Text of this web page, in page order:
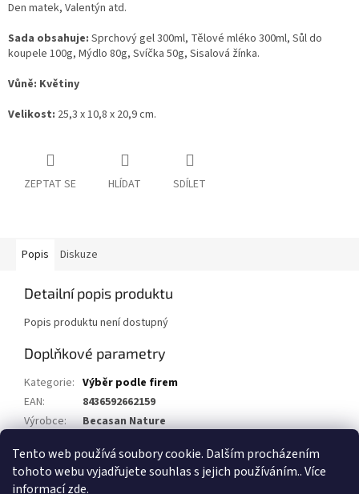
Tento web používá soubory cookie. Dalším procházením
tohoto webu vyjadřujete souhlas s jejich používáním.. Více
informacízde.
Den matek, Valentýn atd.
Sada obsahuje: Sprchový gel 300ml, Tělové mléko 300ml, Sůl do
koupele 100g, Mýdlo 80g, Svíčka 50g, Sisalová žínka.
Vůně: Květiny
Velikost: 25,3 x 10,8 x 20,9 cm.
ZEPTAT SE HLÍDAT SDÍLET
Popis Diskuze
Detailní popis produktu
Popis produktu není dostupný
Doplňkové parametry
Kategorie: Výběr podle firem
EAN:
8436592662159
Výrobce:
Becasan Nature